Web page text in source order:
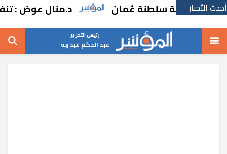
أحدث الأخبارسلطنة عُمان د.منال عوض : تنفيذ 101 حملة تفتيشية وإصدار 73 موافقة بيئية
رئيس التحرير
عبد الحكم عبد ربه